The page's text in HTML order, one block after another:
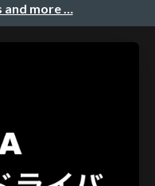
and more …